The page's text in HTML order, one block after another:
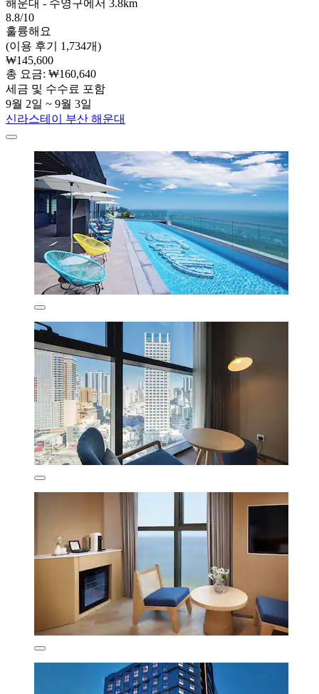
해운대 - 수영구에서 3.8km
8.8/10
훌륭해요
(이용 후기 1,734개)
₩145,600
총 요금: ₩160,640
세금 및 수수료 포함
9월 2일 ~ 9월 3일
신라스테이 부산 해운대